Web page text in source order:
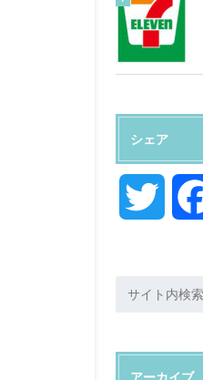
シェア
i